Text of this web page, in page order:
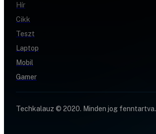
Hír
Cikk
Teszt
Laptop
Mobil
Gamer
Techkalauz © 2020. Minden jog fenntartva.